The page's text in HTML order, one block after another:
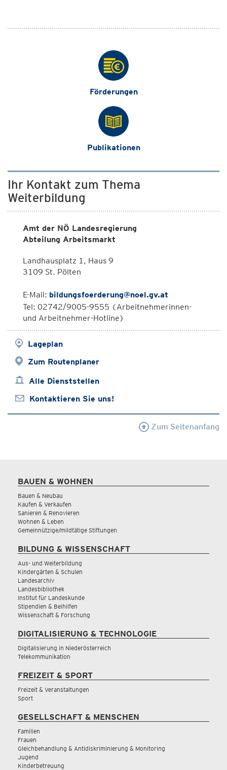
Förderungen
Publikationen
Ihr Kontakt zum Thema
Weiterbildung
Amt der NÖ Landesregierung
Abteilung Arbeitsmarkt
Landhausplatz 1, Haus 9
3109 St. Pölten
E-Mail: bildungsfoerderung@noel.gv.at
Tel: 02742/9005-9555 (Arbeitnehmerinnen-
und Arbeitnehmer-Hotline)
Lageplan
Zum Routenplaner
Alle Dienststellen
Kontaktieren Sie uns!
Zum Seitenanfang
BAUEN & WOHNEN
Bauen & Neubau
Kaufen & Verkaufen
Sanieren & Renovieren
Wohnen & Leben
Gemeinnützige/mildtätige Stiftungen
BILDUNG & WISSENSCHAFT
Aus- und Weiterbildung
Kindergärten & Schulen
Landesarchiv
Landesbibliothek
Institut für Landeskunde
Stipendien & Beihilfen
Wissenschaft & Forschung
DIGITALISIERUNG & TECHNOLOGIE
Digitalisierung in Niederösterreich
Telekommunikation
FREIZEIT & SPORT
Freizeit & Veranstaltungen
Sport
GESELLSCHAFT & MENSCHEN
Familien
Frauen
Gleichbehandlung & Antidiskriminierung & Monitoring
Jugend
Kinderbetreuung